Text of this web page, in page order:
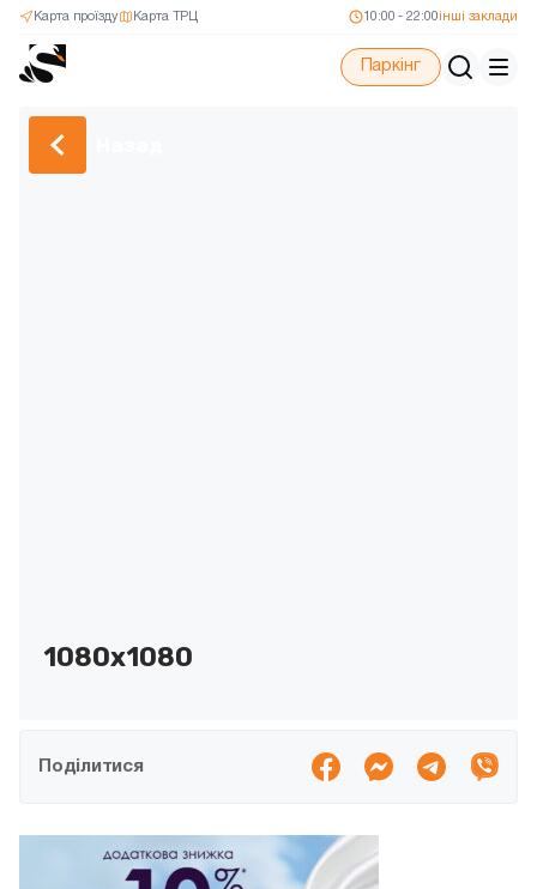
Карта ТРЦ
Карта проїзду 10:00 - 22:00 інші заклади
Паркінг
1080х1080
Поділитися